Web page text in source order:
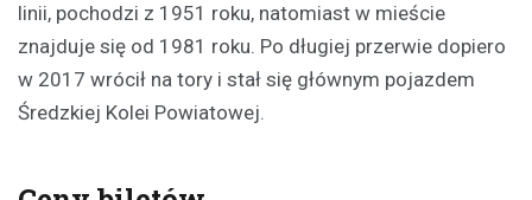
linii, pochodzi z 1951 roku, natomiast w mieście
znajduje się od 1981 roku. Po długiej przerwie dopiero
w 2017 wrócił na tory i stał się głównym pojazdem
Średzkiej Kolei Powiatowej.